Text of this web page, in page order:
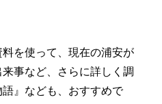
を使って、現在の浦安が
事など、さらに詳しく調
』なども、おすすめで